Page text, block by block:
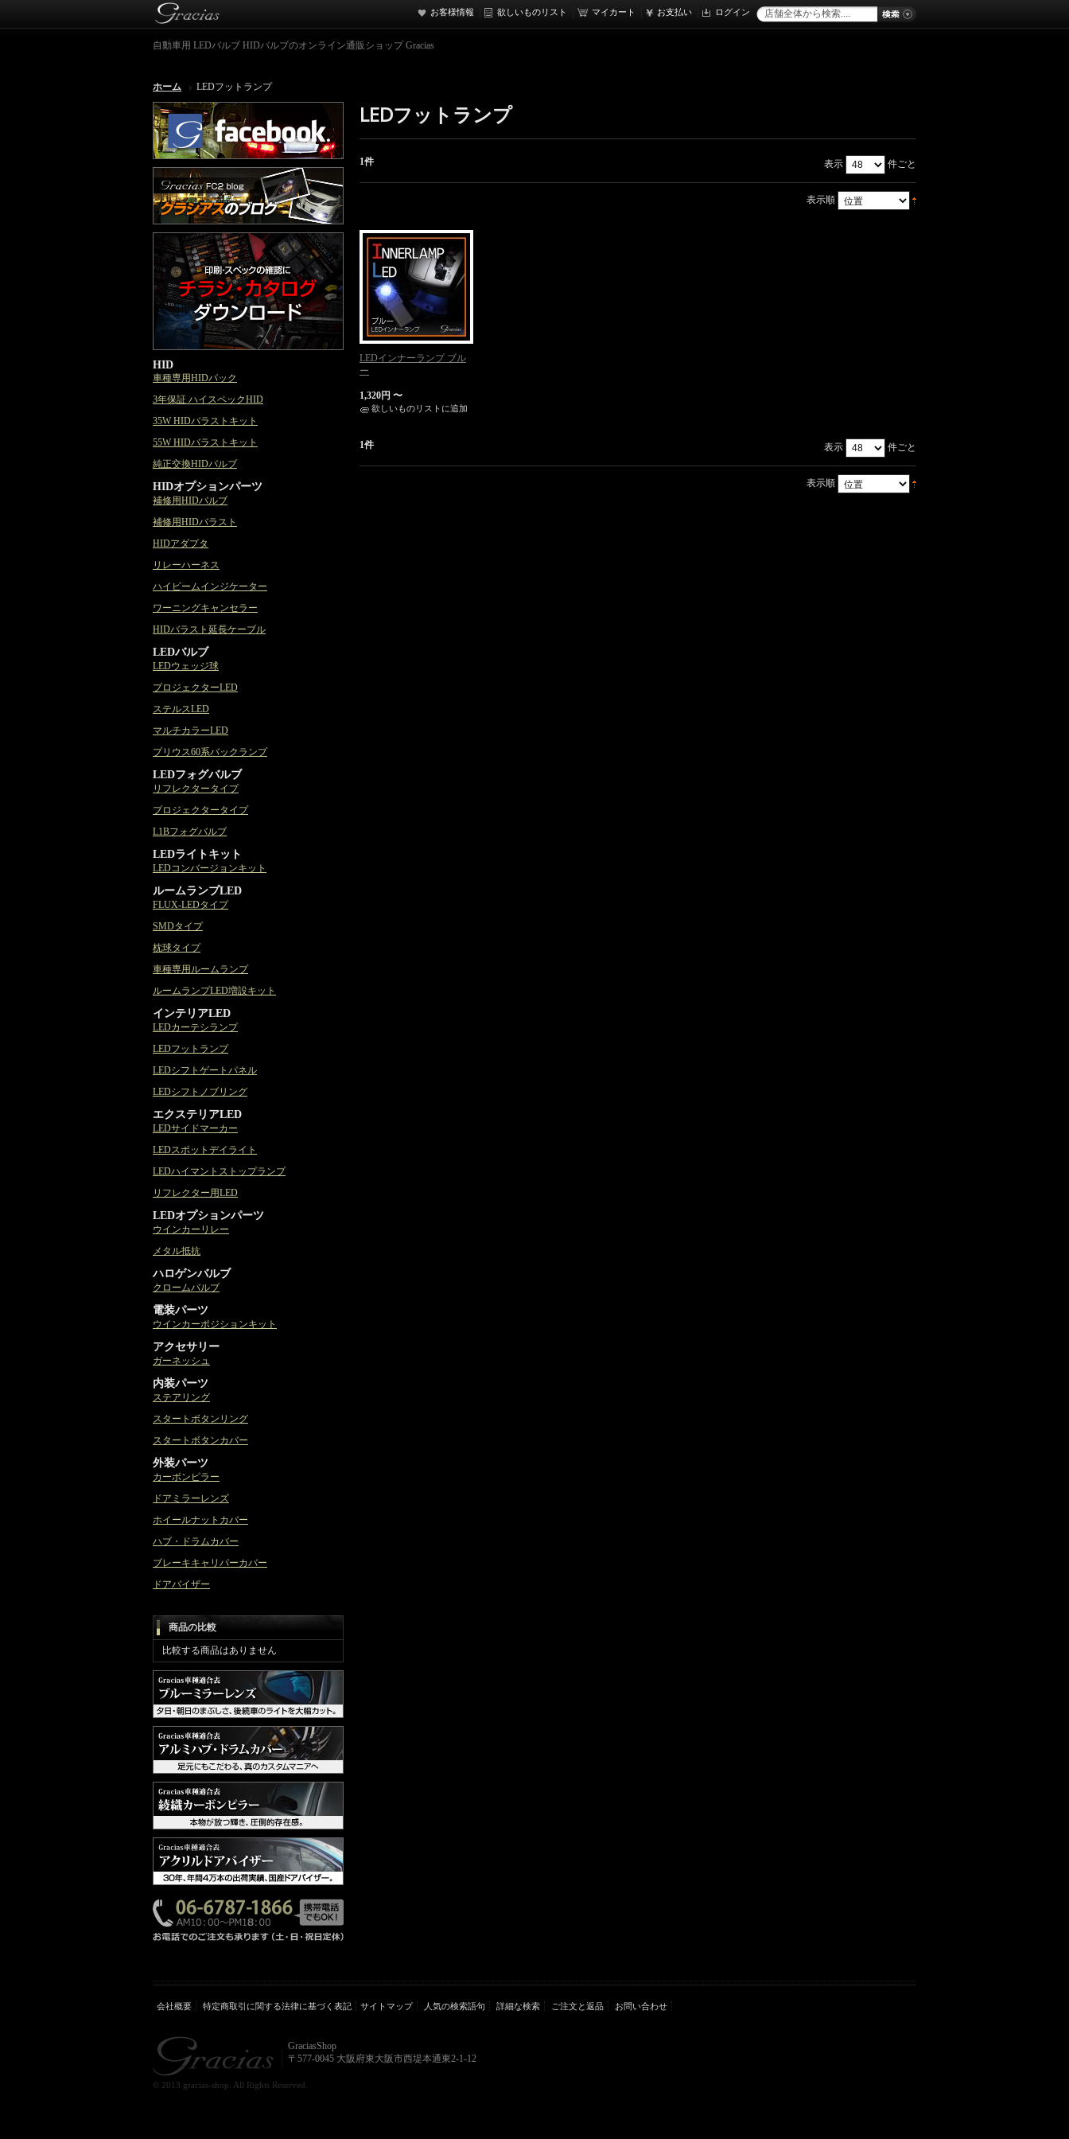
お客様情報 欲しいものリスト マイカート お支払い ログイン
自動車用 LEDバルブ HIDバルブのオンライン通販ショップ Gracias
ホーム LEDフットランプ
LEDフットランプ
1件 表示 件ごと
表示順
LEDインナーランプ ブル
ー
1,320円 〜
欲しいものリストに追加
1件 表示 件ごと
表示順
HID
車種専用HIDパック
3年保証 ハイスペックHID
35W HIDバラストキット
55W HIDバラストキット
純正交換HIDバルブ
HIDオプションパーツ
補修用HIDバルブ
補修用HIDバラスト
HIDアダプタ
リレーハーネス
ハイビームインジケーター
ワーニングキャンセラー
HIDバラスト延長ケーブル
LEDバルブ
LEDウェッジ球
プロジェクターLED
ステルスLED
マルチカラーLED
プリウス60系バックランプ
LEDフォグバルブ
リフレクタータイプ
プロジェクタータイプ
L1Bフォグバルブ
LEDライトキット
LEDコンバージョンキット
ルームランプLED
FLUX-LEDタイプ
SMDタイプ
枕球タイプ
車種専用ルームランプ
ルームランプLED増設キット
インテリアLED
LEDカーテシランプ
LEDフットランプ
LEDシフトゲートパネル
LEDシフトノブリング
エクステリアLED
LEDサイドマーカー
LEDスポットデイライト
LEDハイマントストップランプ
リフレクター用LED
LEDオプションパーツ
ウインカーリレー
メタル抵抗
ハロゲンバルブ
クロームバルブ
電装パーツ
ウインカーポジションキット
アクセサリー
ガーネッシュ
内装パーツ
ステアリング
スタートボタンリング
スタートボタンカバー
外装パーツ
カーボンピラー
ドアミラーレンズ
ホイールナットカバー
ハブ・ドラムカバー
ブレーキキャリパーカバー
ドアバイザー
商品の比較
比較する商品はありません
会社概要 特定商取引に関する法律に基づく表記 サイトマップ 人気の検索語句 詳細な検索 ご注文と返品 お問い合わせ
GraciasShop
〒577-0045 大阪府東大阪市西堤本通東2-1-12
© 2013 gracias-shop. All Rights Reserved.